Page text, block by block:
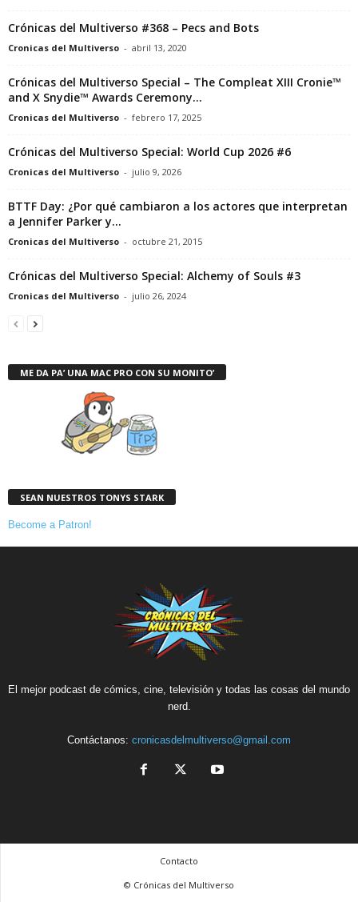
Crónicas del Multiverso #368 – Pecs and Bots
Cronicas del Multiverso - abril 13, 2020
Crónicas del Multiverso Special – The Compleat XIII Cronie™
and X Snydie™ Awards Ceremony...
Cronicas del Multiverso - febrero 17, 2025
Crónicas del Multiverso Special: World Cup 2026 #6
Cronicas del Multiverso - julio 9, 2026
BTTF Day: ¿Por qué cambiaron a los actores que interpretan
a Jennifer Parker y...
Cronicas del Multiverso - octubre 21, 2015
Crónicas del Multiverso Special: Alchemy of Souls #3
Cronicas del Multiverso - julio 26, 2024
ME DA PA’ UNA MAC PRO CON SU MONITO’
SEAN NUESTROS TONYS STARK
Become a Patron!
El mejor podcast de cómics, cine, televisión y todas las cosas del mundo
nerd.
Contáctanos: cronicasdelmultiverso@gmail.com
Contacto
© Crónicas del Multiverso